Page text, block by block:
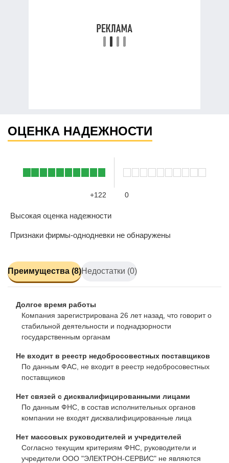
ОЦЕНКА НАДЕЖНОСТИ
+122 0
Высокая оценка надежности
Признаки фирмы-однодневки не обнаружены
Преимущества (8)Недостатки (0)
Долгое время работы
Компания зарегистрирована 26 лет назад, что говорит о
стабильной деятельности и поднадзорности
государственным органам
Не входит в реестр недобросовестных поставщиков
По данным ФАС, не входит в реестр недобросовестных
поставщиков
Нет связей с дисквалифицированными лицами
По данным ФНС, в состав исполнительных органов
компании не входят дисквалифицированные лица
Нет массовых руководителей и учредителей
Согласно текущим критериям ФНС, руководители и
учредители ООО "ЭЛЕКТРОН-СЕРВИС" не являются